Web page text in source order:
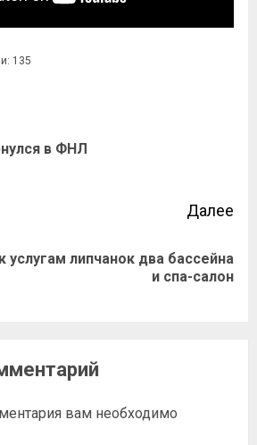
135
в ФНЛ
Далее
услугам липчанок два бассейна
и спа-салон
вам необходимо